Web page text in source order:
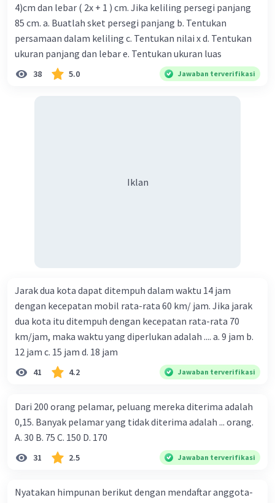
4)cm dan lebar ( 2x + 1 ) cm. Jika keliling persegi panjang
85 cm. a. Buatlah sket persegi panjang b. Tentukan
persamaan dalam keliling c. Tentukan nilai x d. Tentukan
ukuran panjang dan lebar e. Tentukan ukuran luas
38 5.0 Jawaban terverifikasi
Iklan
Jarak dua kota dapat ditempuh dalam waktu 14 jam
dengan kecepatan mobil rata-rata 60 km/ jam. Jika jarak
dua kota itu ditempuh dengan kecepatan rata-rata 70
km/jam, maka waktu yang diperlukan adalah .... a. 9 jam b.
12 jam c. 15 jam d. 18 jam
41 4.2 Jawaban terverifikasi
Dari 200 orang pelamar, peluang mereka diterima adalah
0,15. Banyak pelamar yang tidak diterima adalah ... orang.
A. 30 B. 75 C. 150 D. 170
31 2.5 Jawaban terverifikasi
Nyatakan himpunan berikut dengan mendaftar anggota-